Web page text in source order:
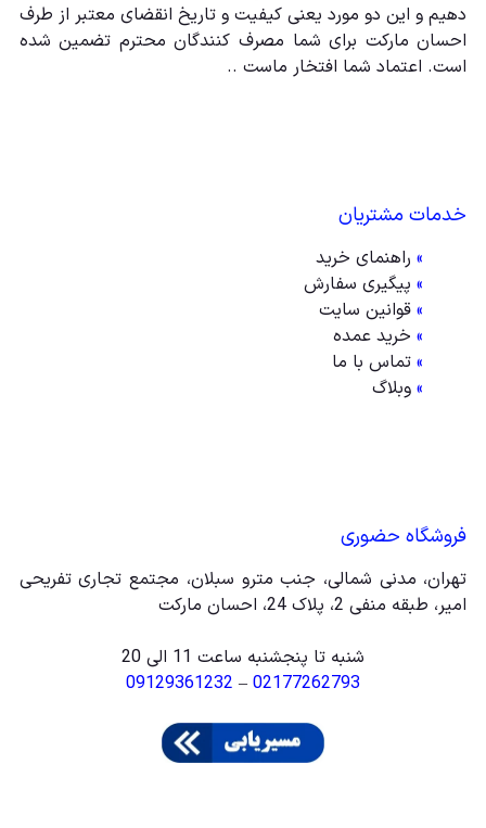
دهیم و این دو مورد یعنی کیفیت و تاریخ انقضای معتبر از طرف
احسان مارکت برای شما مصرف کنندگان محترم تضمین شده
است. اعتماد شما افتخار ماست ..
خدمات مشتریان
» راهنمای خرید
» پیگیری سفارش
» قوانین سایت
» خرید عمده
» تماس با ما
» وبلاگ
فروشگاه حضوری
تهران، مدنی شمالی، جنب مترو سبلان، مجتمع تجاری تفریحی
امیر، طبقه منفی 2، پلاک 24، احسان مارکت
شنبه تا پنجشنبه ساعت 11 الی 20
02177262793
–
09129361232